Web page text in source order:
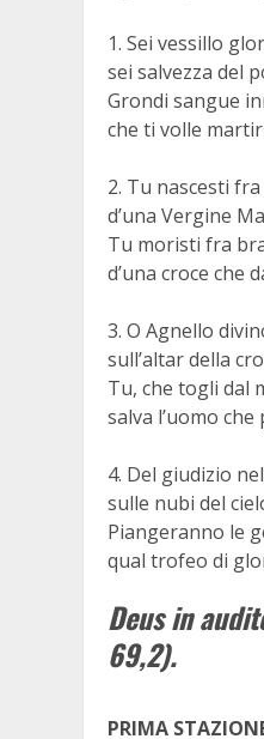
1. Sei vessillo
sei salvezza del
Grondi sangue
che ti volle
2. Tu nascesti
d’una Vergine
Tu moristi fra
d’una croce che
3. O Agnello
sull’altar della
Tu, che togli dal
salva l’uomo che
4. Del giudizio
sulle nubi del
Piangeranno le
qual trofeo di
Deus in
69,2).
PRIMA